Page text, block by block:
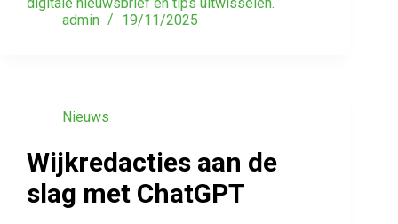
admin
19/11/2025
Nieuws
Wijkredacties aan de
slag met ChatGPT